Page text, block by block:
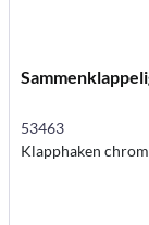
53463
Klapphaken